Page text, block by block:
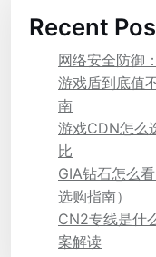
Recent
网络安全防御
游戏盾到底值
南
游戏CDN怎么
比
GIA钻石怎么
选购指南）
CN2专线是什
案解读